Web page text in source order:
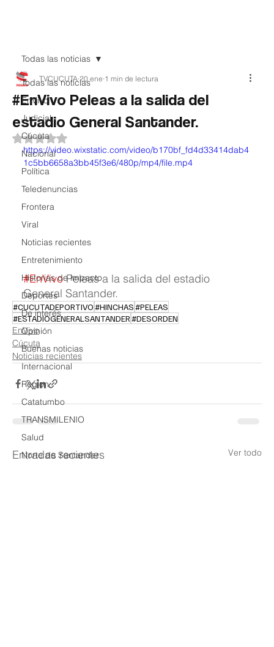
Todas las noticias
EnVivo
Judicial
Cúcuta
Nacional
Política
Teledenuncias
Frontera
Viral
Noticias recientes
Entretenimiento
Historias de impacto
Deportes
De interés
Opinión
Buenas noticias
Internacional
Region
Catatumbo
TRANSMILENIO
Salud
Norte de Santander
Todas las noticias
#EnVivo Peleas a la salida del
estadio General Santander.
TVCUCUTA 20 ene 1 min de lectura
Obtuvo NaN de 5 estrellas.
https://video.wixstatic.com/video/b170bf_fd4d33414dab4
1c5bb6658a3bb45f3e6/480p/mp4/file.mp4
#EnVivo Peleas a la salida del estadio
General Santander.
#CUCUTADEPORTIVO#HINCHAS#PELEAS
#ESTADIOGENERALSANTANDER#DESORDEN
EnVivo
Cúcuta
Noticias recientes
Entradas recientes Ver todo